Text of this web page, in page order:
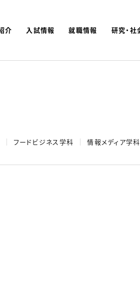
介 入試情報 就職情報 研究・社
よく検索されているキーワード： 入試
フードビジネス学科 情報メディア学科